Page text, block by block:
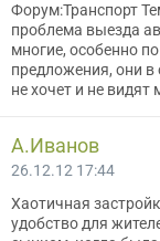
Форум:Транспорт
проблема выезда
многие, особенно
предложения, они в
не хочет и не видят
A.Иванов
26.12.12 17:44
Хаотичная
удобство для